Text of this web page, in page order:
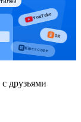
друзьями